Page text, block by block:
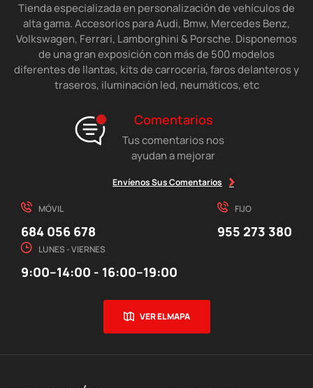
Tienda especializada en personalización de vehículos de
alta gama. Accesorios para Audi, Bmw, Mercedes Benz,
Volkswagen, Ferrari, Lamborghini & Porsche. Disponemos
de una gran exposición con más de 500 modelos
diferentes de llantas, kits de carrocería, faros delanteros y
traseros, iluminación led, neumáticos, etc
Comentarios
Tus comentarios nos
ayudan a mejorar
Envíenos Sus Comentarios
MÓVIL
684 056 678
FIJO
955 273 380
LUNES - VIERNES
9:00–14:00 - 16:00–19:00
VER EL MAPA